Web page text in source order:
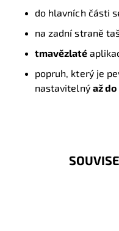
do hlavních části
na zadní straně
tmavězlaté
popruh, který je
nastavitelný až